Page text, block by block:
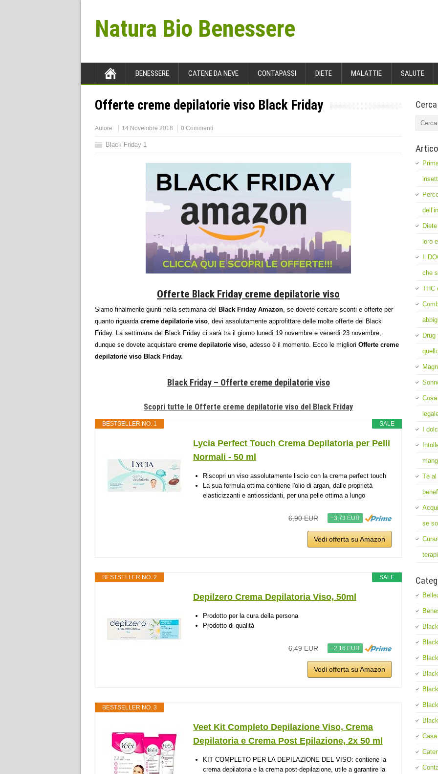
Natura Bio Benessere
BENESSERE CATENE DA NEVE CONTAPASSI DIETE MALATTIE SALUTE
Offerte creme depilatorie viso Black Friday
Autore: 14 Novembre 2018 0 Commenti
Black Friday 1
Offerte Black Friday creme depilatorie viso
Siamo finalmente giunti nella settimana del Black Friday Amazon, se dovete cercare sconti e offerte per
quanto riguarda creme depilatorie viso, devi assolutamente approfittare delle molte offerte del Black
Friday. La settimana del Black Friday ci sarà tra il giorno lunedì 19 novembre e venerdì 23 novembre,
dunque se dovete acquistare creme depilatorie viso, adesso è il momento. Ecco le migliori Offerte creme
depilatorie viso Black Friday.
Black Friday – Offerte creme depilatorie viso
Scopri tutte le Offerte creme depilatorie viso del Black Friday
SALE
BESTSELLER NO. 1
Lycia Perfect Touch Crema Depilatoria per Pelli
Normali - 50 ml
Riscopri un viso assolutamente liscio con la crema perfect touch
La sua formula ottima contiene l'olio di argan, dalle proprietà
elasticizzanti e antiossidanti, per una pelle ottima a lungo
6,90 EUR −3,73 EUR
Vedi offerta su Amazon
SALE
BESTSELLER NO. 2
Depilzero Crema Depilatoria Viso, 50ml
Prodotto per la cura della persona
Prodotto di qualità
6,49 EUR −2,16 EUR
Vedi offerta su Amazon
BESTSELLER NO. 3
Veet Kit Completo Depilazione Viso, Crema
Depilatoria e Crema Post Epilazione, 2x 50 ml
KIT COMPLETO PER LA DEPILAZIONE DEL VISO: contiene la
crema depilatoria e la crema post-depilazione, utile a garantire la
Cerca
loro
Il
che
THC
I
Tè al
se
Casa